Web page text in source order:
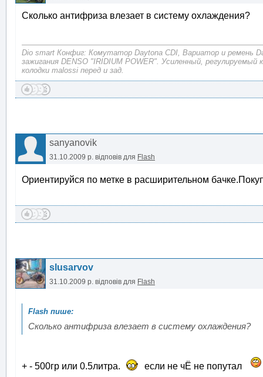
Сколько антифриза влезает в систему охлаждения?
Dio smart Конфиг: Комутатор Daytona CDI, Вариатор и ремень
зажигания DENSO "IRIDIUM POWER". Усиленный,
колодки malossi перед и зад.
sanyanovik
31.10.2009 р. відповів для Flash
Ориентируйся по метке в расширительном
slusarvov
31.10.2009 р. відповів для Flash
Сколько антифриза влезает в систему охлаждения?
+ - 500гр или 0.5литра. если не чЁ не попутал